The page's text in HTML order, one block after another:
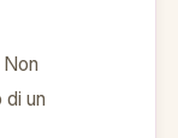
un